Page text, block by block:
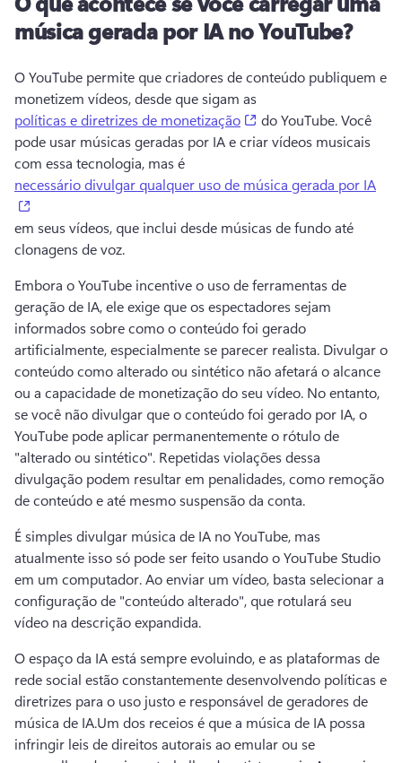
música gerada por IA no YouTube?
O YouTube permite que criadores de conteúdo publiquem e
monetizem vídeos, desde que sigam as
políticas e diretrizes de monetização
(opens in a new tab)
do YouTube. Você
pode usar músicas geradas por IA e criar vídeos musicais
com essa tecnologia, mas é
necessário divulgar qualquer uso de música gerada por IA
em seus vídeos, que inclui desde músicas de fundo até
clonagens de voz.
Embora o YouTube incentive o uso de ferramentas de
geração de IA, ele exige que os espectadores sejam
informados sobre como o conteúdo foi gerado
artificialmente, especialmente se parecer realista. Divulgar o
conteúdo como alterado ou sintético não afetará o alcance
ou a capacidade de monetização do seu vídeo. No entanto,
se você não divulgar que o conteúdo foi gerado por IA, o
YouTube pode aplicar permanentemente o rótulo de
"alterado ou sintético". Repetidas violações dessa
divulgação podem resultar em penalidades, como remoção
de conteúdo e até mesmo suspensão da conta.
É simples divulgar música de IA no YouTube, mas
atualmente isso só pode ser feito usando o YouTube Studio
em um computador. Ao enviar um vídeo, basta selecionar a
configuração de "conteúdo alterado", que rotulará seu
vídeo na descrição expandida.
O espaço da IA está sempre evoluindo, e as plataformas de
rede social estão constantemente desenvolvendo políticas e
diretrizes para o uso justo e responsável de geradores de
música de IA.Um dos receios é que a música de IA possa
infringir leis de direitos autorais ao emular ou se